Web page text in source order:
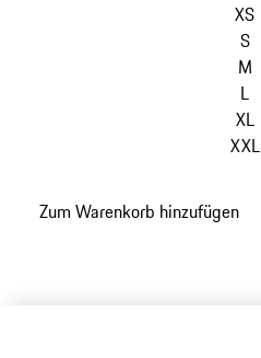
XS
S
M
L
XL
XXL
Zum Warenkorb hinzufügen